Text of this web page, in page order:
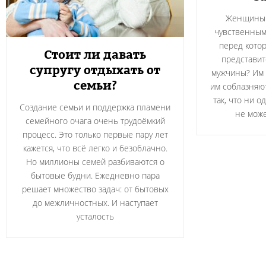
Женщины
перед
мужчины? Им
им
так, что ни
не
Стоит ли давать
супругу отдыхать от
семьи?
Создание семьи и поддержка пламени
семейного очага очень трудоёмкий
процесс. Это только первые пару лет
кажется, что всё легко и безоблачно.
Но миллионы семей разбиваются о
бытовые будни. Ежедневно пара
решает множество задач: от бытовых
до межличностных. И наступает
усталость